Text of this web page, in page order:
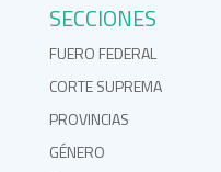
SECCIONES
FUERO FEDERAL
CORTE SUPREMA
PROVINCIAS
GÉNERO